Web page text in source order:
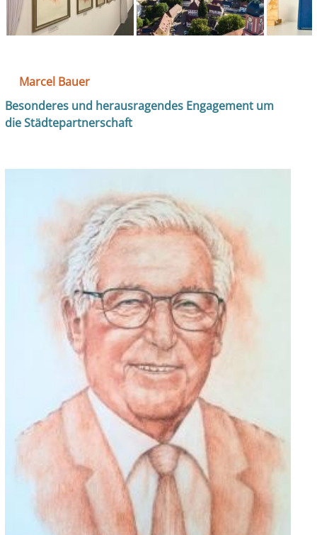
Marcel Bauer
Besonderes und herausragendes Engagement um
die Städtepartnerschaft